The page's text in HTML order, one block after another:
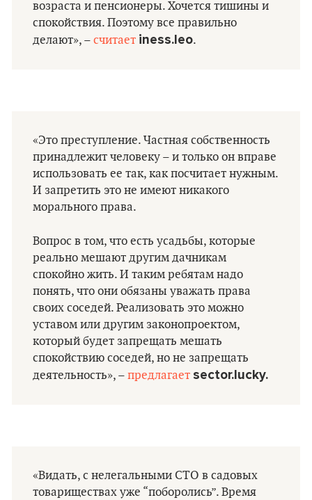
возраста и пенсионеры. Хочется тишины и
спокойствия. Поэтому все правильно
делают», – считает iness.leo.
«Это преступление. Частная собственность
принадлежит человеку – и только он вправе
использовать ее так, как посчитает нужным.
И запретить это не имеют никакого
морального права.
Вопрос в том, что есть усадьбы, которые
реально мешают другим дачникам
спокойно жить. И таким ребятам надо
понять, что они обязаны уважать права
своих соседей. Реализовать это можно
уставом или другим законопроектом,
который будет запрещать мешать
спокойствию соседей, но не запрещать
деятельность», – предлагает sector.lucky.
«Видать, с нелегальными СТО в садовых
товариществах уже “поборолись”. Время